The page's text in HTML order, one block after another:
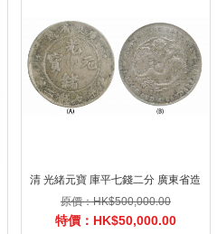
清 光緒元寶 庫平七錢二分 廣東省造
原價：HK$500,000.00
特價：HK$50,000.00